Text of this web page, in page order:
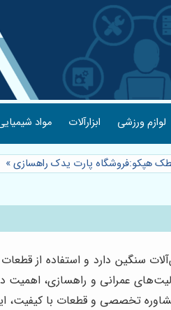
لوازم ورزشی ابزارآلات مواد
هپکو:فروشگاه پارت یدک راهسازی»
سنگین دارد و استفاده از
عمرانی و راهسازی،
مشاوره تخصصی و قطعات با کیفیت،